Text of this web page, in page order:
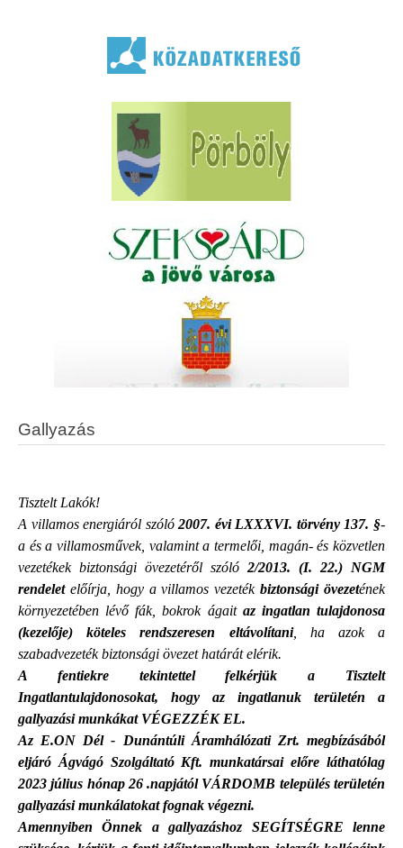
Gallyazás
Tisztelt Lakók!
A villamos energiáról szóló2007. évi LXXXVI. törvény 137. §-
a és a villamosművek, valamint a termelői, magán- és közvetlen
vezetékek biztonsági övezetéről szóló 2/2013. (I. 22.) NGM
rendelet előírja, hogy a villamos vezetékbiztonsági övezetének
környezetében lévő fák, bokrok ágait az ingatlan tulajdonosa
(kezelője) köteles rendszeresen eltávolítani, ha azok a
szabadvezeték biztonsági övezet határát elérik.
A fentiekre tekintettel felkérjük a Tisztelt
Ingatlantulajdonosokat, hogy az ingatlanuk területén a
gallyazási munkákat VÉGEZZÉK EL.
Az E.ON Dél - Dunántúli Áramhálózati Zrt. megbízásából
eljáró Ágvágó Szolgáltató Kft. munkatársai előre láthatólag
2023 július hónap 26 .napjától VÁRDOMB település területén
gallyazási munkálatokat fognak végezni.
Amennyiben Önnek a gallyazáshoz SEGÍTSÉGRE lenne